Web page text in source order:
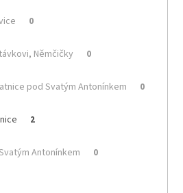
0
Němčičky 0
pod Svatým Antonínkem 0
2
Antonínkem 0